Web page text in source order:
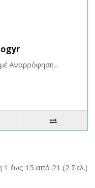
Αναρρόφηση...
1 έως 15 από 21 (2 Σελ.)